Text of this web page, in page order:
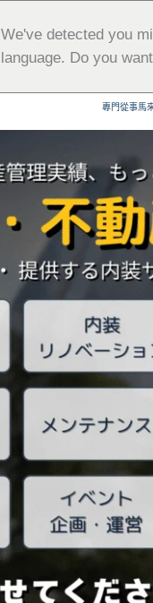
We've detected you
language. Do you
專門從事馬